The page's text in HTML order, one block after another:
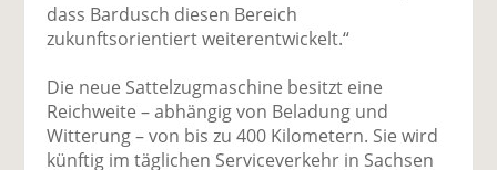
dass Bardusch diesen Bereich
zukunftsorientiert weiterentwickelt.“
Die neue Sattelzugmaschine besitzt eine
Reichweite – abhängig von Beladung und
Witterung – von bis zu 400 Kilometern. Sie wird
künftig im täglichen Serviceverkehr in Sachsen